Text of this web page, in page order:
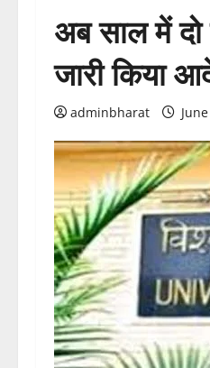
अब साल में
जारी किया
adminbharat